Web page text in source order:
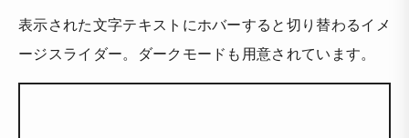
表示された文字テキストにホバーすると切り替わるイメ
ージスライダー。ダークモードも用意されています。